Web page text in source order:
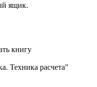
ящик.
книгу
Техника расчета"